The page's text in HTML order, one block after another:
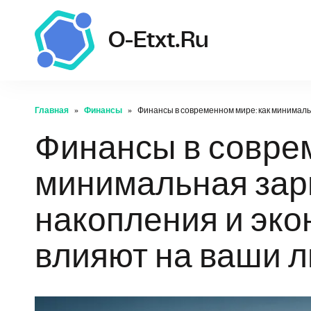
O-Etxt.ru
Главная Финансы Финансы в современном мире: как
Финансы в
минимальная
накопления и
влияют на ваши